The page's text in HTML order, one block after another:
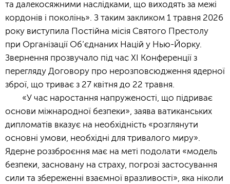
та далекосяжними наслідками, що виходять за межі
кордонів і поколінь». З таким закликом 1 травня 2026
року виступила Постійна місія Святого Престолу
при Організації Об’єднаних Націй у Нью-Йорку.
Звернення прозвучало під час XI Конференції з
перегляду Договору про нерозповсюдження ядерної
зброї, що триває з 27 квітня до 22 травня.
«У час наростання напруженості, що підриває
основи міжнародної безпеки», заява ватиканських
дипломатів вказує на необхідність «розглянути
основні умови, необхідні для тривалого миру».
Ядерне роззброєння має на меті подолати «модель
безпеки, засновану на страху, погрозі застосування
сили та збереженні взаємної вразливості», яка ніколи